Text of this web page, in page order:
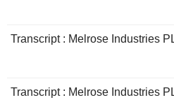
Transcript : Melrose Industries
Transcript : Melrose Industries